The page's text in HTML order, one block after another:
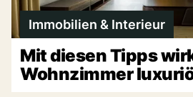
Immobilien & Interieur
Mit diesen Tipps
Wohnzimmer